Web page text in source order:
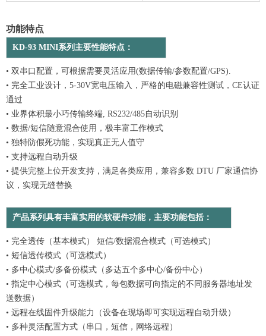
功能特点
KD-93 MINI系列主要性能特点：
• 双串口配置，可根据需要灵活应用(数据传输/参数配置/GPS).
• 完全工业设计，5-30V宽电压输入，严格的电磁兼容性测试，CE认证
通过
• 业界体积最小巧传输终端, RS232/485自动识别
• 数据/短信随意混合使用，极丰富工作模式
• 独特防假死功能，实现真正无人值守
• 支持远程自动升级
• 提供完整上位开发支持，满足各类应用，兼容多数 DTU 厂家通信协
议，实现无缝替换
产品系列具有丰富实用的软硬件功能，主要功能包括：
• 完全透传（基本模式） 短信/数据混合模式（可选模式）
• 短信透传模式（可选模式）
• 多中心模式/多备份模式（多达五个多中心/备份中心）
• 指定中心模式（可选模式，每包数据可向指定的不同服务器地址发
送数据）
• 远程在线固件升级能力（设备在现场即可实现远程自动升级）
• 多种灵活配置方式（串口，短信，网络远程）